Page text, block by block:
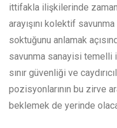
ittifakla ilişkilerinde
arayışını kolektif
soktuğunu anlamak
savunma sanayisi temelli
sınır güvenliği ve
pozisyonlarının bu zirve
beklemek de yerinde